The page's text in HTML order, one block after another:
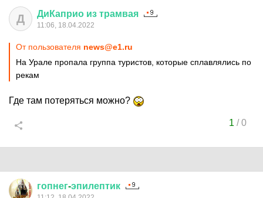
Д ДиКаприо из трамвая
11:06, 18.04.2022
От пользователя news@e1.ru
На Урале пропала группа туристов, которые сплавлялись по
рекам
Где там потеряться можно?
1 /0
гопнег-эпилептик